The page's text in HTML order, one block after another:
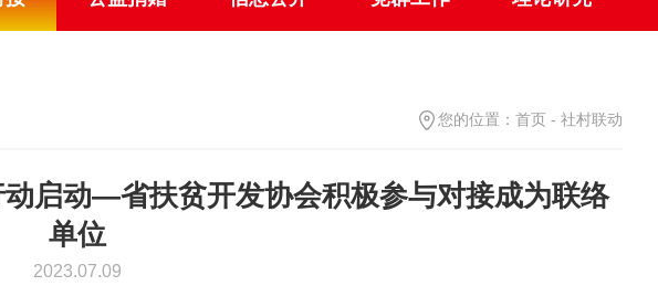
您的位置： 首页 - 社村联动
启动—省扶贫开发协会积极参与对接成为联络
单位
2023.07.09